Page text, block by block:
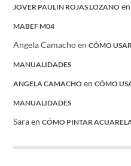
JOVER PAULIN ROJAS LOZANO
MABEF M04
Angela CamachoenCÓMO
MANUALIDADES
ANGELA CAMACHO enCÓMO
MANUALIDADES
SaraenCÓMO PINTAR